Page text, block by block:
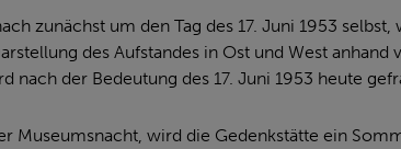
zunächst um den Tag des 17. Juni 1953
des Aufstandes in Ost und West
nach der Bedeutung des 17. Juni 1953 heute
Museumsnacht, wird die Gedenkstätte ein